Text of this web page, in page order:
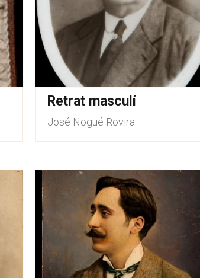
Retrat masculí
José Nogué Rovira